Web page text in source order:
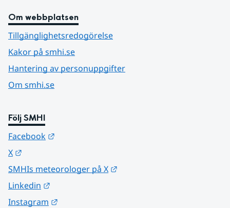
Om webbplatsen
Tillgänglighetsredogörelse
Kakor på smhi.se
Hantering av personuppgifter
Om smhi.se
Följ SMHI
Facebook
X
SMHIs meteorologer på X
Linkedin
Instagram